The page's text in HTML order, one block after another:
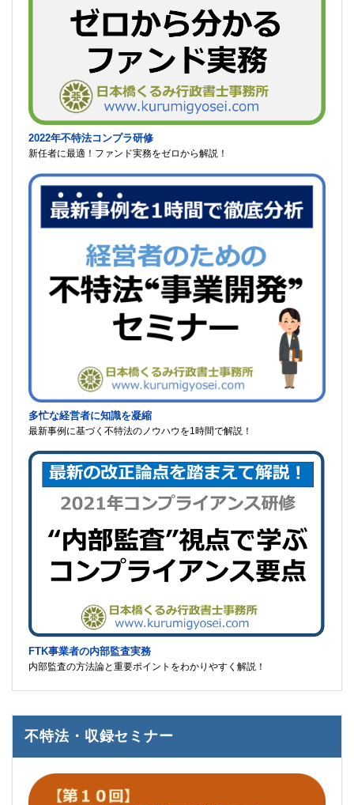
2022年不特法コンプラ研修
新任者に最適！ファンド実務をゼロから解説！
多忙な経営者に知識を凝縮
最新事例に基づく不特法のノウハウを1時間で解説！
FTK事業者の内部監査実務
内部監査の方法論と重要ポイントをわかりやすく解説！
不特法・収録セミナー